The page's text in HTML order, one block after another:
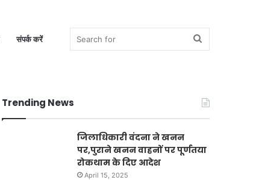
संपर्क करें
for
Trending News
जिलाधिकारी वंदना ने खनन
पर,पुराने खनन वाहनों पर पूर्णतया
रोकथाम के दिए आदेश
April 15, 2025